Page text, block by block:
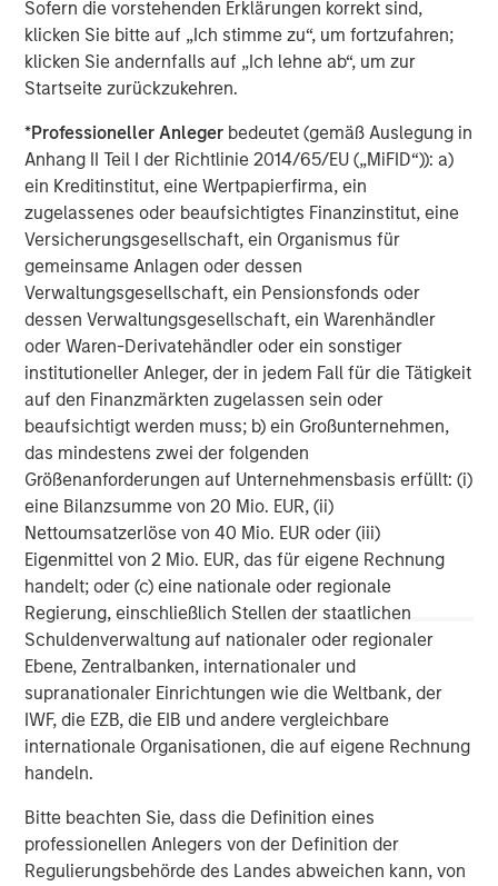
Sofern die vorstehenden Erklärungen korrekt sind,
klicken Sie bitte auf „Ich stimme zu“, um fortzufahren;
klicken Sie andernfalls auf „Ich lehne ab“, um zur
Startseite zurückzukehren.
*Professioneller Anleger bedeutet (gemäß Auslegung in
Anhang II Teil I der Richtlinie 2014/65/EU („MiFID“)): a)
ein Kreditinstitut, eine Wertpapierfirma, ein
zugelassenes oder beaufsichtigtes Finanzinstitut, eine
Versicherungsgesellschaft, ein Organismus für
gemeinsame Anlagen oder dessen
Verwaltungsgesellschaft, ein Pensionsfonds oder
dessen Verwaltungsgesellschaft, ein Warenhändler
oder Waren-Derivatehändler oder ein sonstiger
institutioneller Anleger, der in jedem Fall für die Tätigkeit
auf den Finanzmärkten zugelassen sein oder
beaufsichtigt werden muss; b) ein Großunternehmen,
das mindestens zwei der folgenden
Größenanforderungen auf Unternehmensbasis erfüllt: (i)
eine Bilanzsumme von 20 Mio. EUR, (ii)
Nettoumsatzerlöse von 40 Mio. EUR oder (iii)
Eigenmittel von 2 Mio. EUR, das für eigene Rechnung
handelt; oder (c) eine nationale oder regionale
Regierung, einschließlich Stellen der staatlichen
Schuldenverwaltung auf nationaler oder regionaler
Ebene, Zentralbanken, internationaler und
supranationaler Einrichtungen wie die Weltbank, der
IWF, die EZB, die EIB und andere vergleichbare
internationale Organisationen, die auf eigene Rechnung
handeln.
Bitte beachten Sie, dass die Definition eines
professionellen Anlegers von der Definition der
Regulierungsbehörde des Landes abweichen kann, von
surgery center operator with integrated practice
management services focused on ophthalmology. The
company delivers comprehensive management and
practices, as well as single-specialty eye surgery
centers. Today UVP supports a network of 64 clinic
locations and 19 ambulatory surgery centers. For more
information, visitwww.uvpeye.com.
About Waud Capital Partners
Based in Chicago and founded by Reeve B. Waud, Waud
Capital Partners is a growth-oriented private equity firm
with over 30 years of investing experience. Waud Capital
Partners seeks to partner with experienced management
teams to build market-leading companies within two
industries: healthcare and software & technology. Since
its founding in 1993, Waud Capital has successfully
completed more than 480 investments, including
platform companies and follow-on opportunities. For
additional information on Waud Capital, please visit
www.waudcapital.com .
About Morgan Stanley Private Credit
Morgan Stanley Private Credit, part of Morgan Stanley
Investment Management, is a private credit platform
focused on direct lending and opportunistic private credit
investment in North America and Western Europe. The
Morgan Stanley Private Credit team invests across the
unitranche loans, junior debt, structured equity and
common equity co-investments.